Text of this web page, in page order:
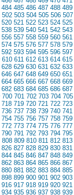
484 485 486 487 488 489
502 503 504 505 506 507
520 521 522 523 524 525
538 539 540 541 542 543
556 557 558 559 560 561
574 575 576 577 578 579
592 593 594 595 596 597
610 611 612 613 614 615
628 629 630 631 632 633
646 647 648 649 650 651
664 665 666 667 668 669
682 683 684 685 686 687
700 701 702 703 704 705
718 719 720 721 722 723
736 737 738 739 740 741
754 755 756 757 758 759
772 773 774 775 776 777
790 791 792 793 794 795
808 809 810 811 812 813
826 827 828 829 830 831
844 845 846 847 848 849
862 863 864 865 866 867
880 881 882 883 884 885
898 899 900 901 902 903
916 917 918 919 920 921
934 935 936 937 938 939